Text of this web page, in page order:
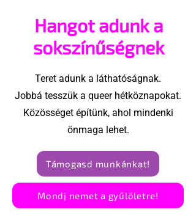
Hangot adunk a
sokszínűségnek
Teret adunk a láthatóságnak.
Jobbá tesszük a queer hétköznapokat.
Közösséget építünk, ahol mindenki
önmaga lehet.
Támogasd munkánkat!
Mondj nemet a gyűlöletre!